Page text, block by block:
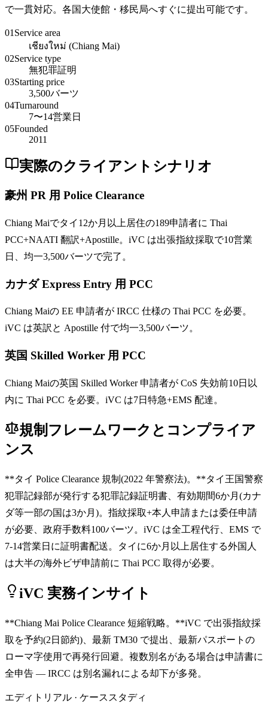
で一貫対応。各国大使館・移民局へすぐに提出可能です。
01 Service area
เชียงใหม่ (Chiang Mai)
02Service type
無犯罪証明
03Starting price
3,500バーツ
04Turnaround
7〜14営業日
05Founded
2011
実際のクライアントシナリオ
豪州 PR 用 Police Clearance
Chiang Maiでタイ12か月以上居住の189申請者に Thai
PCC+NAATI 翻訳+Apostille。iVC は出張指紋採取で10営業
日、均一3,500バーツで完了。
カナダ Express Entry 用 PCC
Chiang Maiの EE 申請者が IRCC 仕様の Thai PCC を必要。
iVC は英訳と Apostille 付で均一3,500バーツ。
英国 Skilled Worker 用 PCC
Chiang Maiの英国 Skilled Worker 申請者が CoS 失効前10日以
内に Thai PCC を必要。iVC は7日特急+EMS 配達。
規制フレームワークとコンプライア
ンス
**タイ Police Clearance 規制(2022 年警察法)。**タイ王国警察
犯罪記録部が発行する犯罪記録証明書、有効期間6か月(カナ
ダ等一部の国は3か月)。指紋採取+本人申請または委任申請
が必要、政府手数料100バーツ。iVC は全工程代行、EMS で
7-14営業日に証明書配送。タイに6か月以上居住する外国人
は大半の海外ビザ申請前に Thai PCC 取得が必要。
iVC 実務インサイト
**Chiang Mai Police Clearance 短縮戦略。**iVC で出張指紋採
取を予約(2日節約)、最新 TM30 で提出、最新パスポートの
ローマ字使用で再発行回避。複数別名がある場合は申請書に
全申告 — IRCC は別名漏れによる却下が多発。
エディトリアル · ケーススタディ